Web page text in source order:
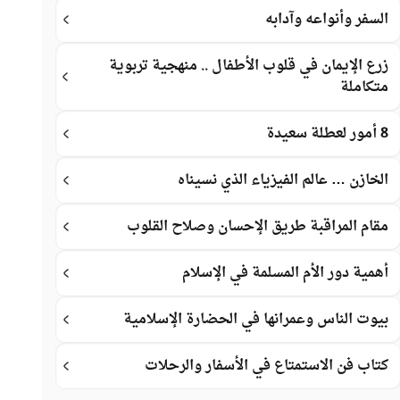
السفر وأنواعه وآدابه
زرع الإيمان في قلوب الأطفال .. منهجية تربوية
متكاملة
8 أمور لعطلة سعيدة
الخازن … عالم الفيزياء الذي نسيناه
مقام المراقبة طريق الإحسان وصلاح القلوب
أهمية دور الأم المسلمة في الإسلام
بيوت الناس وعمرانها في الحضارة الإسلامية
كتاب فن الاستمتاع في الأسفار والرحلات